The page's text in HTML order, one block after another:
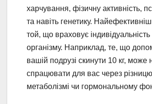
харчування, фізичну активність,
та навіть генетику.
той, що враховує
організму. Наприклад, те, що
вашій подрузі скинути 10 кг, може
спрацювати для вас через
метаболізмі чи гормональному